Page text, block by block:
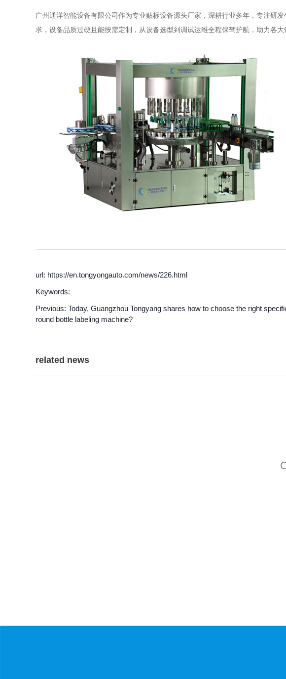
广州通洋智能设备有限公司作为专业贴标设备源头厂家，深耕行业多年，专注研
求，设备品质过硬且能按需定制，从设备选型到调试运维全程保驾护航，助力各
url: https://en.tongyongauto.com/news/226.html
Keywords:
Previous: Today, Guangzhou Tongyang shares how to choose the right
round bottle labeling machine?
related news